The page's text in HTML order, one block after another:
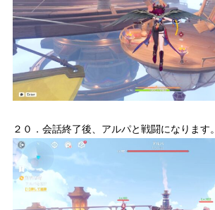
２０．会話終了後、アルパと戦闘になります。